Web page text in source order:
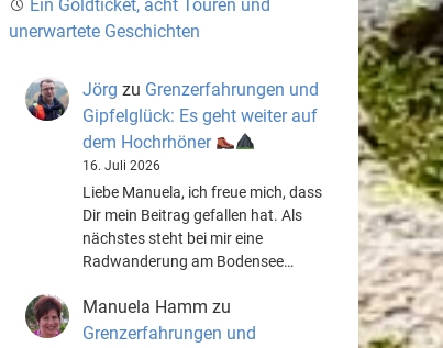
Ein Goldticket, acht Touren und
unerwartete Geschichten
Jörg zu Grenzerfahrungen und
Gipfelglück: Es geht weiter auf
dem Hochrhöner
16. Juli 2026
Liebe Manuela, ich freue mich, dass
Dir mein Beitrag gefallen hat. Als
nächstes steht bei mir eine
Radwanderung am Bodensee…
Manuela Hamm zu
Grenzerfahrungen und